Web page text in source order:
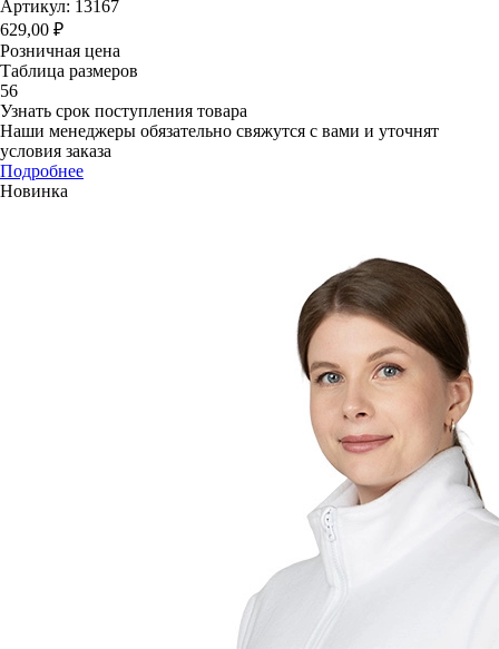
Артикул: 13167
629,00 ₽
Розничная цена
Таблица размеров
56
Узнать срок поступления товара
Наши менеджеры обязательно свяжутся с вами и уточнят
условия заказа
Подробнее
Новинка